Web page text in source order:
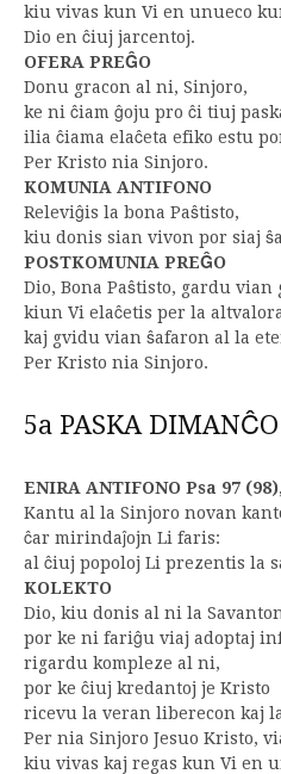
kiu vivas kun Vi en unueco
Dio en ĉiuj jarcentoj.
OFERA PREĜO
Donu gracon al ni, Sinjoro,
ke ni ĉiam ĝoju pro ĉi tiuj
ilia ĉiama elaĉeta efiko estu
Per Kristo nia Sinjoro.
KOMUNIA ANTIFONO
Releviĝis la bona Paŝtisto,
kiu donis sian vivon por siaj
POSTKOMUNIA PREĜO
Dio, Bona Paŝtisto, gardu vian
kiun Vi elaĉetis per la
kaj gvidu vian ŝafaron al la
Per Kristo nia Sinjoro.
5a PASKA DIMANĈO
ENIRA ANTIFONO Psa 97
Kantu al la Sinjoro novan
ĉar mirindaĵojn Li faris:
al ĉiuj popoloj Li prezentis la
KOLEKTO
Dio, kiu donis al ni la
por ke ni fariĝu viaj adoptaj
rigardu kompleze al ni,
por ke ĉiuj kredantoj je Kristo
ricevu la veran liberecon kaj
Per nia Sinjoro Jesuo Kristo,
kiu vivas kaj regas kun Vi en